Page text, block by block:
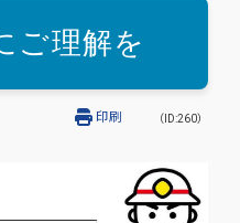
ご理解を
（ID:260）
印刷